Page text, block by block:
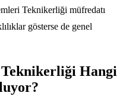
Teknikerliği müfredatı
gösterse de genel
Hangi